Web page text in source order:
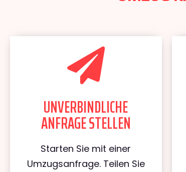
UNVERBINDLICHE
ANFRAGE STELLEN
Starten Sie mit einer
Umzugsanfrage. Teilen Sie